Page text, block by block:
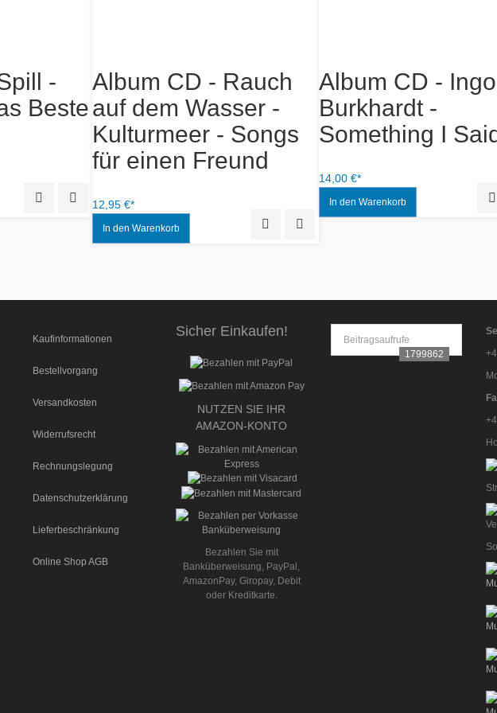
Add to Wishlist
Beste
Add to Wishlist
Album CD - Rauch
auf dem Wasser -
Kulturmeer - Songs
für einen Freund
Album CD -
Burkhardt -
Something I
Kaufinformationen
Bestellvorgang
Versandkosten
Widerrufsrecht
Rechnungslegung
Datenschutzerklärung
Lieferbeschränkung
Online Shop AGB
Sicher Einkaufen!
NUTZEN SIE IHR
AMAZON-KONTO
Bezahlen Sie mit
Banküberweisung, PayPal,
AmazonPay, Giropay, Debit
oder Kreditkarte.
Beitragsaufrufe
1799862